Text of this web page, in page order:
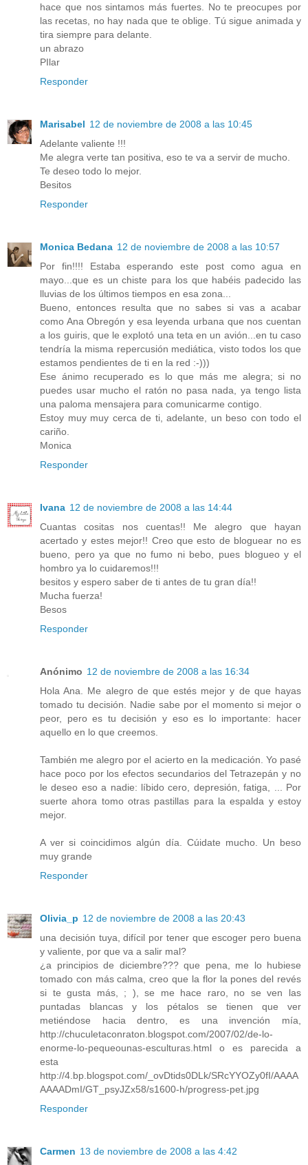
hace que nos sintamos más fuertes. No te preocupes por
las recetas, no hay nada que te oblige. Tú sigue animada y
tira siempre para delante.
un abrazo
PIlar
Responder
Marisabel 12 de noviembre de 2008 a las 10:45
Adelante valiente !!!
Me alegra verte tan positiva, eso te va a servir de mucho.
Te deseo todo lo mejor.
Besitos
Responder
Monica Bedana 12 de noviembre de 2008 a las 10:57
Por fin!!!! Estaba esperando este post como agua en
mayo...que es un chiste para los que habéis padecido las
lluvias de los últimos tiempos en esa zona...
Bueno, entonces resulta que no sabes si vas a acabar
como Ana Obregón y esa leyenda urbana que nos cuentan
a los guiris, que le explotó una teta en un avión...en tu caso
tendría la misma repercusión mediática, visto todos los que
estamos pendientes de ti en la red :-)))
Ese ánimo recuperado es lo que más me alegra; si no
puedes usar mucho el ratón no pasa nada, ya tengo lista
una paloma mensajera para comunicarme contigo.
Estoy muy muy cerca de ti, adelante, un beso con todo el
cariño.
Monica
Responder
Ivana 12 de noviembre de 2008 a las 14:44
Cuantas cositas nos cuentas!! Me alegro que hayan
acertado y estes mejor!! Creo que esto de bloguear no es
bueno, pero ya que no fumo ni bebo, pues blogueo y el
hombro ya lo cuidaremos!!!
besitos y espero saber de ti antes de tu gran día!!
Mucha fuerza!
Besos
Responder
Anónimo 12 de noviembre de 2008 a las 16:34
Hola Ana. Me alegro de que estés mejor y de que hayas
tomado tu decisión. Nadie sabe por el momento si mejor o
peor, pero es tu decisión y eso es lo importante: hacer
aquello en lo que creemos.
También me alegro por el acierto en la medicación. Yo pasé
hace poco por los efectos secundarios del Tetrazepán y no
le deseo eso a nadie: líbido cero, depresión, fatiga, ... Por
suerte ahora tomo otras pastillas para la espalda y estoy
mejor.
A ver si coincidimos algún día. Cúidate mucho. Un beso
muy grande
Responder
Olivia_p 12 de noviembre de 2008 a las 20:43
una decisión tuya, difícil por tener que escoger pero buena
y valiente, por que va a salir mal?
¿a principios de diciembre??? que pena, me lo hubiese
tomado con más calma, creo que la flor la pones del revés
si te gusta más, ; ), se me hace raro, no se ven las
puntadas blancas y los pétalos se tienen que ver
metiéndose hacia dentro, es una invención mía,
http://chuculetaconraton.blogspot.com/2007/02/de-lo-
enorme-lo-pequeounas-esculturas.html o es parecida a
esta
http://4.bp.blogspot.com/_ovDtids0DLk/SRcYYOZy0fI/AAAA
AAAADmI/GT_psyJZx58/s1600-h/progress-pet.jpg
Responder
Carmen 13 de noviembre de 2008 a las 4:42